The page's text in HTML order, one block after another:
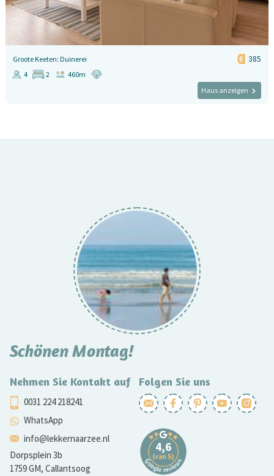
Groote Keeten: Duinerei 385
4 2
460m
Haus anzeigen
Schönen Montag!
Nehmen Sie Kontakt auf
0031 224 218241
WhatsApp
info@lekkernaarzee.nl
Dorpsplein 3b
1759 GM, Callantsoog
Folgen Sie uns